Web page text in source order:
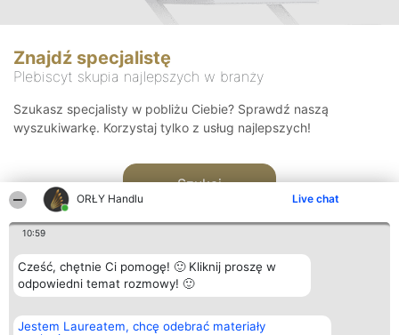
ORŁY Handlu Live chat
10:59
Cześć, chętnie Ci pomogę! 🙂 Kliknij proszę w
odpowiedni temat rozmowy! 🙂
Jestem Laureatem, chcę odebrać materiały
Znajdź specjalistę
Plebiscyt skupia najlepszych w branży
Szukasz specjalisty w pobliżu Ciebie? Sprawdź naszą
wyszukiwarkę. Korzystaj tylko z usług najlepszych!
Szukaj
Organizator plebiscytu
Bright Side Solutions sp. z o.
Plebiscyt
Laureaci
Kontakt
Kontakt